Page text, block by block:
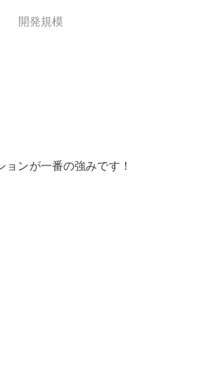
開発規模
ンが一番の強みです！